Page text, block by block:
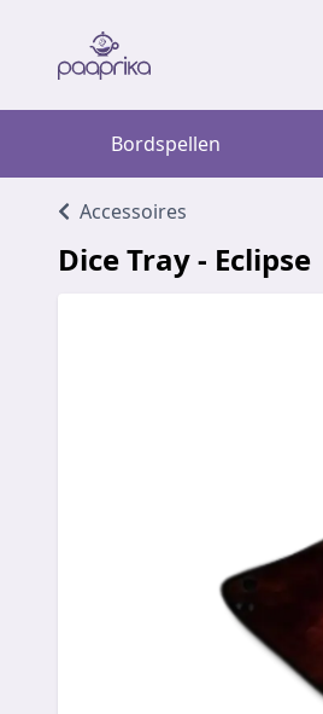
Bordspellen
Accessoires
Dice Tray - Eclipse